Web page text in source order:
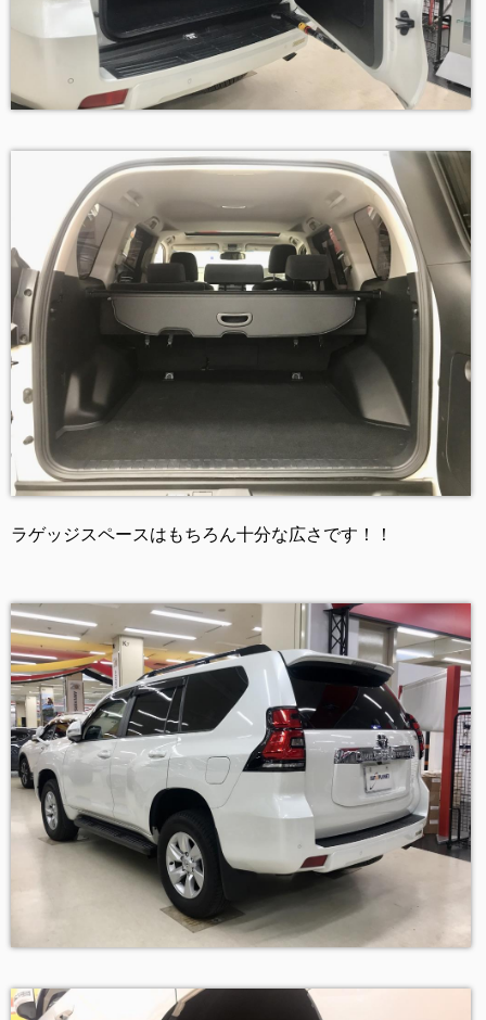
ラゲッジスペースはもちろん十分な広さです！！